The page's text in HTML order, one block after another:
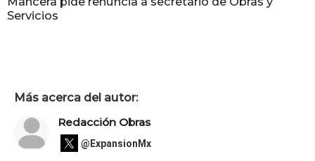
Servicios
Más acerca del autor:
Redacción Obras
@ExpansionMx